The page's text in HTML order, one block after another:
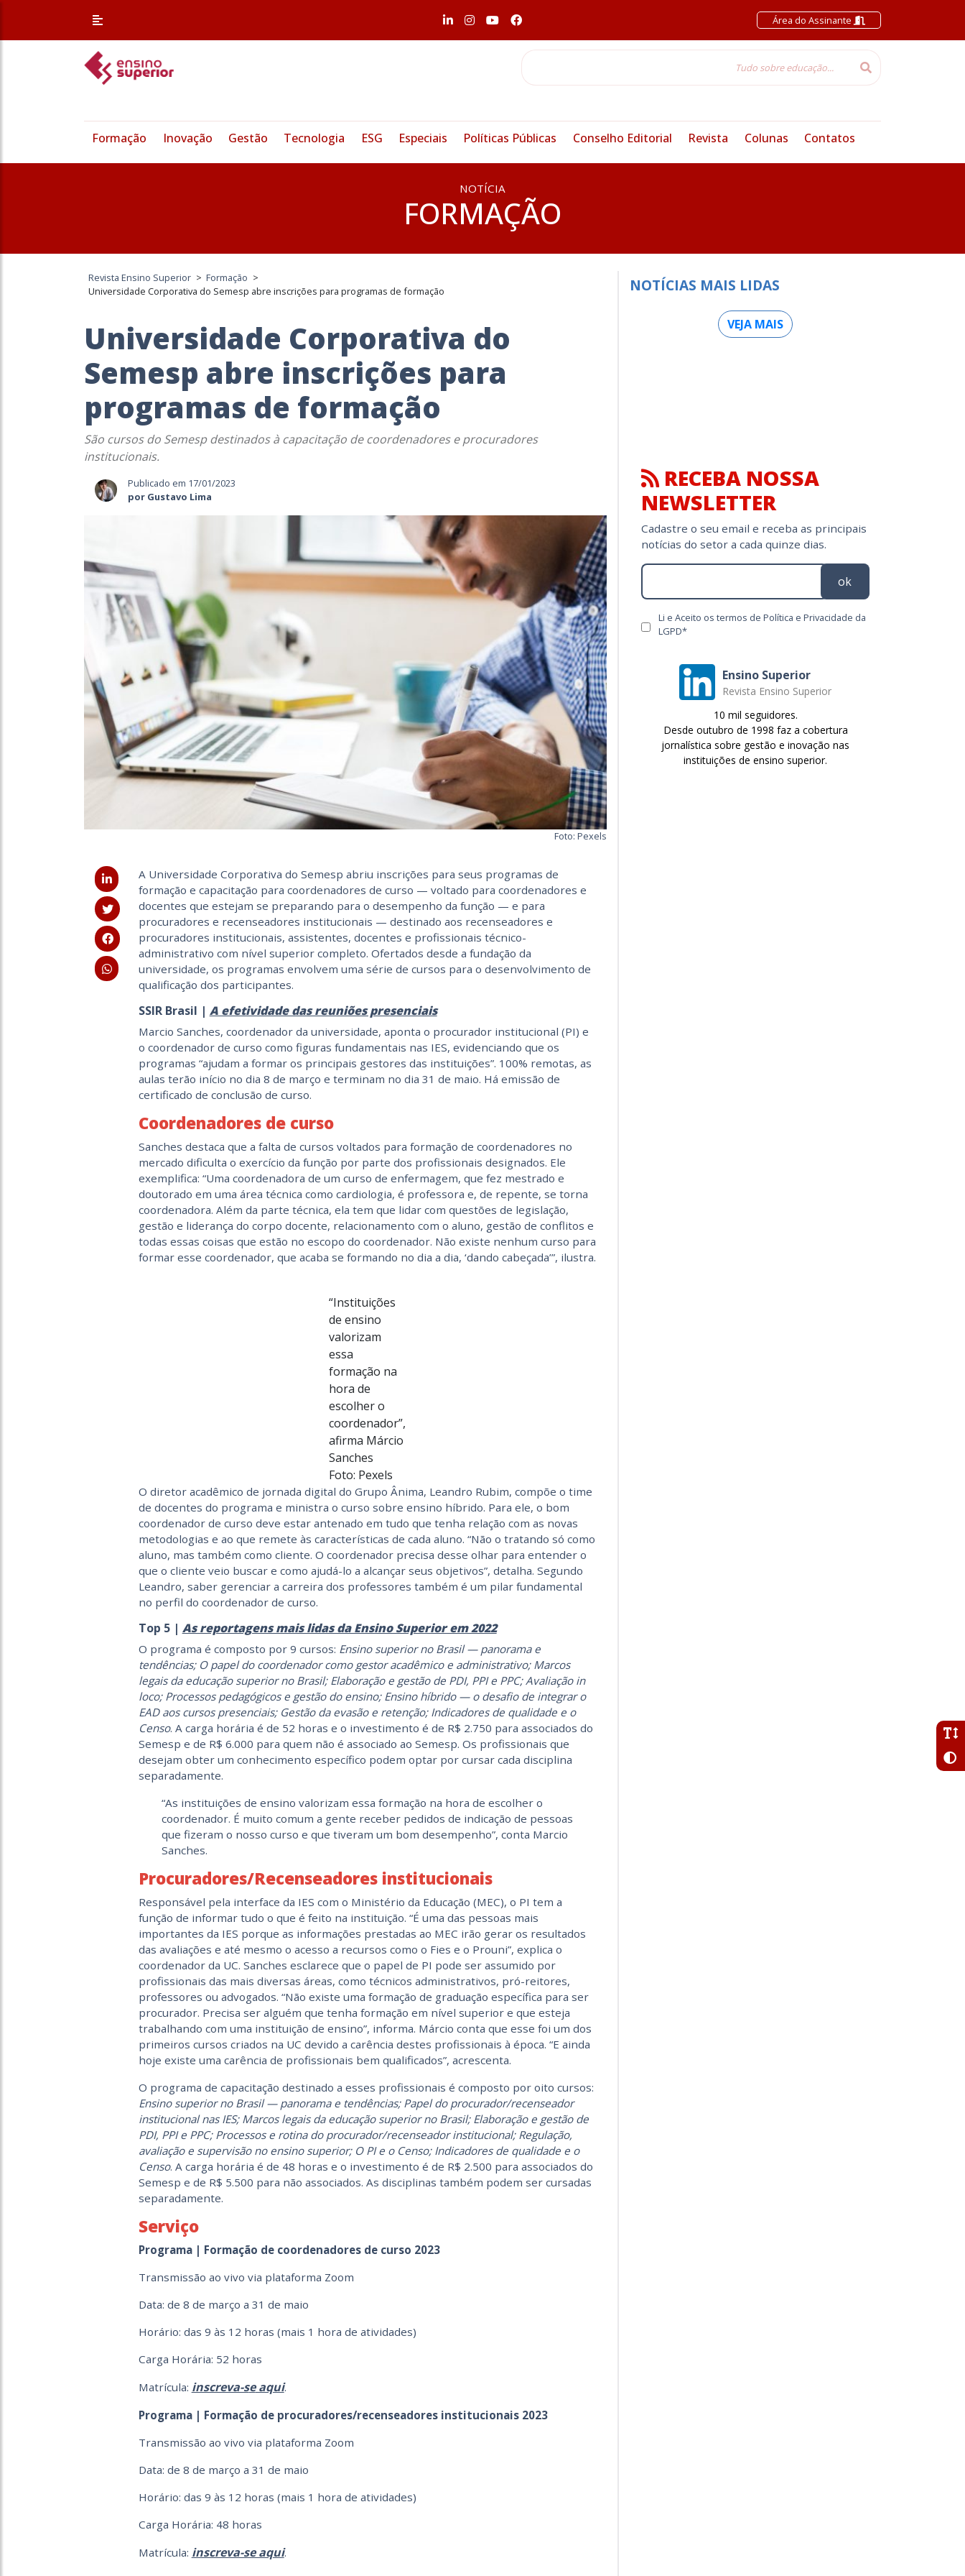
Área do Assinante
Formação Inovação Gestão Tecnologia ESG Especiais Políticas Públicas Conselho Editorial Revista Colunas Contatos
NOTÍCIA
FORMAÇÃO
Revista Ensino Superior > Formação >
Universidade Corporativa do Semesp abre inscrições para programas de formação
Universidade Corporativa do
Semesp abre inscrições para
programas de formação
São cursos do Semesp destinados à capacitação de coordenadores e procuradores
institucionais.
Publicado em 17/01/2023
por Gustavo Lima
Foto: Pexels
A Universidade Corporativa do Semesp abriu inscrições para seus programas de
formação e capacitação para coordenadores de curso — voltado para coordenadores e
docentes que estejam se preparando para o desempenho da função — e para
procuradores e recenseadores institucionais — destinado aos recenseadores e
procuradores institucionais, assistentes, docentes e profissionais técnico-
administrativo com nível superior completo. Ofertados desde a fundação da
universidade, os programas envolvem uma série de cursos para o desenvolvimento de
qualificação dos participantes.
SSIR Brasil | A efetividade das reuniões presenciais
Marcio Sanches, coordenador da universidade, aponta o procurador institucional (PI) e
o coordenador de curso como figuras fundamentais nas IES, evidenciando que os
programas “ajudam a formar os principais gestores das instituições”. 100% remotas, as
aulas terão início no dia 8 de março e terminam no dia 31 de maio. Há emissão de
certificado de conclusão de curso.
Coordenadores de curso
Sanches destaca que a falta de cursos voltados para formação de coordenadores no
mercado dificulta o exercício da função por parte dos profissionais designados. Ele
exemplifica: “Uma coordenadora de um curso de enfermagem, que fez mestrado e
doutorado em uma área técnica como cardiologia, é professora e, de repente, se torna
coordenadora. Além da parte técnica, ela tem que lidar com questões de legislação,
gestão e liderança do corpo docente, relacionamento com o aluno, gestão de conflitos e
todas essas coisas que estão no escopo do coordenador. Não existe nenhum curso para
formar esse coordenador, que acaba se formando no dia a dia, ‘dando cabeçada’”, ilustra.
“Instituições
de ensino
valorizam
essa
formação na
hora de
escolher o
coordenador”,
afirma Márcio
Sanches
Foto: Pexels
O diretor acadêmico de jornada digital do Grupo Ânima, Leandro Rubim, compõe o time
de docentes do programa e ministra o curso sobre ensino híbrido. Para ele, o bom
coordenador de curso deve estar antenado em tudo que tenha relação com as novas
metodologias e ao que remete às características de cada aluno. “Não o tratando só como
aluno, mas também como cliente. O coordenador precisa desse olhar para entender o
que o cliente veio buscar e como ajudá-lo a alcançar seus objetivos”, detalha. Segundo
Leandro, saber gerenciar a carreira dos professores também é um pilar fundamental
no perfil do coordenador de curso.
Top 5 | As reportagens mais lidas da Ensino Superior em 2022
O programa é composto por 9 cursos: Ensino superior no Brasil — panorama e
tendências; O papel do coordenador como gestor acadêmico e administrativo; Marcos
legais da educação superior no Brasil; Elaboração e gestão de PDI, PPI e PPC; Avaliação in
loco; Processos pedagógicos e gestão do ensino; Ensino híbrido — o desafio de integrar o
EAD aos cursos presenciais; Gestão da evasão e retenção; Indicadores de qualidade e o
Censo. A carga horária é de 52 horas e o investimento é de R$ 2.750 para associados do
Semesp e de R$ 6.000 para quem não é associado ao Semesp. Os profissionais que
desejam obter um conhecimento específico podem optar por cursar cada disciplina
separadamente.
“As instituições de ensino valorizam essa formação na hora de escolher o
coordenador. É muito comum a gente receber pedidos de indicação de pessoas
que fizeram o nosso curso e que tiveram um bom desempenho”, conta Marcio
Sanches.
Procuradores/Recenseadores institucionais
Responsável pela interface da IES com o Ministério da Educação (MEC), o PI tem a
função de informar tudo o que é feito na instituição. “É uma das pessoas mais
importantes da IES porque as informações prestadas ao MEC irão gerar os resultados
das avaliações e até mesmo o acesso a recursos como o Fies e o Prouni”, explica o
coordenador da UC. Sanches esclarece que o papel de PI pode ser assumido por
profissionais das mais diversas áreas, como técnicos administrativos, pró-reitores,
professores ou advogados. “Não existe uma formação de graduação específica para ser
procurador. Precisa ser alguém que tenha formação em nível superior e que esteja
trabalhando com uma instituição de ensino”, informa. Márcio conta que esse foi um dos
primeiros cursos criados na UC devido a carência destes profissionais à época. “E ainda
hoje existe uma carência de profissionais bem qualificados”, acrescenta.
O programa de capacitação destinado a esses profissionais é composto por oito cursos:
Ensino superior no Brasil — panorama e tendências; Papel do procurador/recenseador
institucional nas IES; Marcos legais da educação superior no Brasil; Elaboração e gestão de
PDI, PPI e PPC; Processos e rotina do procurador/recenseador institucional; Regulação,
avaliação e supervisão no ensino superior; O PI e o Censo; Indicadores de qualidade e o
Censo. A carga horária é de 48 horas e o investimento é de R$ 2.500 para associados do
Semesp e de R$ 5.500 para não associados. As disciplinas também podem ser cursadas
separadamente.
Serviço
Programa | Formação de coordenadores de curso 2023
Transmissão ao vivo via plataforma Zoom
Data: de 8 de março a 31 de maio
Horário: das 9 às 12 horas (mais 1 hora de atividades)
Carga Horária: 52 horas
Matrícula: inscreva-seaqui.
Programa | Formação de procuradores/recenseadores institucionais 2023
Transmissão ao vivo via plataforma Zoom
Data: de 8 de março a 31 de maio
Horário: das 9 às 12 horas (mais 1 hora de atividades)
Carga Horária: 48 horas
Matrícula: inscreva-se aqui.
NOTÍCIAS MAIS LIDAS
VEJA MAIS
RECEBA NOSSA
NEWSLETTER
Cadastre o seu email e receba as principais
notícias do setor a cada quinze dias.
ok
Li e Aceito os termos de Política e Privacidade da
LGPD*
Ensino Superior
Revista Ensino Superior
10 mil seguidores.
Desde outubro de 1998 faz a cobertura
jornalística sobre gestão e inovação nas
instituições de ensino superior.